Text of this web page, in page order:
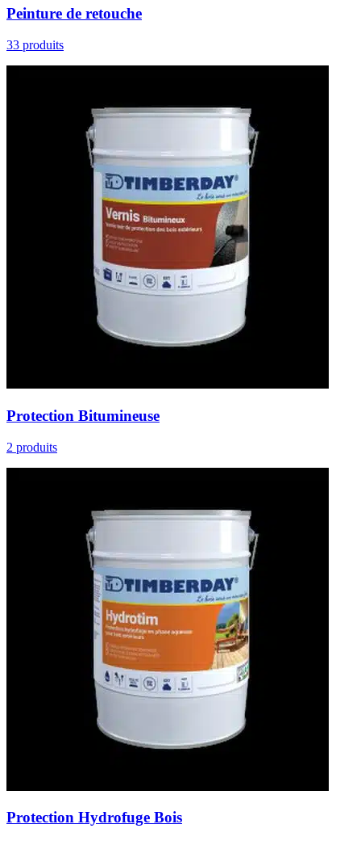
Peinture de retouche
33 produits
Protection Bitumineuse
2 produits
Protection Hydrofuge Bois